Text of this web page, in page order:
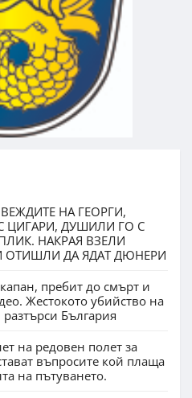
НА ГЕОРГИ,
ЦИГАРИ, ДУШИЛИ ГО С
НАКРАЯ ВЗЕЛИ
ОТИШЛИ ДА ЯДАТ ДЮНЕРИ
пребит до смърт и
Жестокото убийство на
разтърси България
на редовен полет за
въпросите кой плаща
на пътуването.